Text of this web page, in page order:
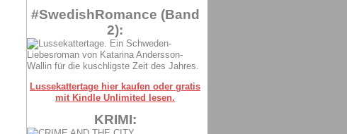
#SwedishRomance (Band
2):
Lussekattertage hier kaufen oder gratis
mit Kindle Unlimited lesen.
KRIMI: